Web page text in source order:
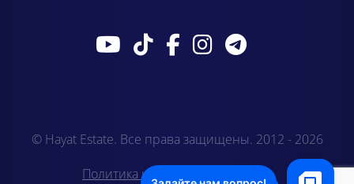
© Hayat Estate. Все права защищены. 2012 - 2026
Политика конфиденциальности